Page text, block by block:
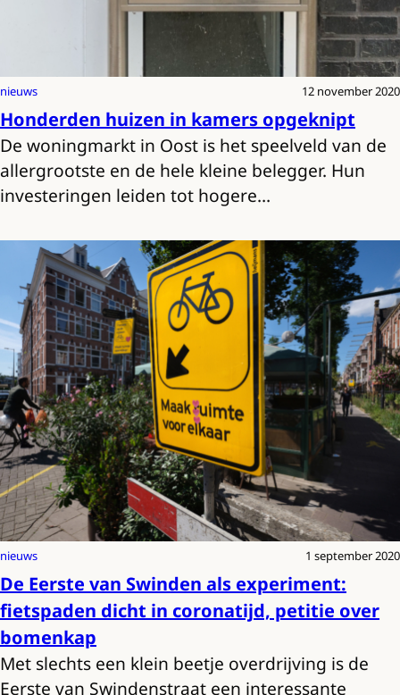
nieuws 12 november 2020
Honderden huizen in kamers opgeknipt
De woningmarkt in Oost is het speelveld van de
allergrootste en de hele kleine belegger. Hun
investeringen leiden tot hogere…
nieuws 1 september 2020
De Eerste van Swinden als experiment:
fietspaden dicht in coronatijd, petitie over
bomenkap
Met slechts een klein beetje overdrijving is de
Eerste van Swindenstraat een interessante